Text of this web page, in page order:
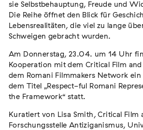
Der Weg der Sinti und Roma
Extern
02. August 2026 - 16. August 2026
Tag der Menschlichkeit
Pfalz nimmt teil
Extern
sie Selbstbehauptung, Freude und
Die Reihe öffnet den Blick für
Lebensrealitäten, die viel zu lange
Schweigen gebracht wurden.
Am Donnerstag, 23.04. um 14 Uhr
Kooperation mit dem Critical Film
dem Romani Filmmakers Network
dem Titel „Respect-ful Romani
the Framework“ statt.
Kuratiert von Lisa Smith, Critical Film
Forschungsstelle Antiziganismus,